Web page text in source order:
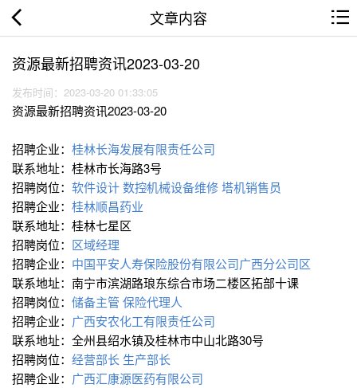
文章内容
资源最新招聘资讯2023-03-20
发布时间：2023-03-20 01:33:05
资源最新招聘资讯2023-03-20
招聘企业： 桂林长海发展有限责任公司
联系地址：桂林市长海路3号
招聘岗位： 软件设计数控∕机械设备维修塔机销售员
招聘企业： 桂林顺昌药业
联系地址：桂林七星区
招聘岗位： 区域经理
招聘企业： 中国平安人寿保险股份有限公司广西分公司区
联系地址：南宁市滨湖路琅东综合市场二楼区拓部十课
招聘岗位： 储备主管 保险代理人
招聘企业： 广西安农化工有限责任公司
联系地址：全州县绍水镇及桂林市中山北路30号
招聘岗位： 经营部长 生产部长
招聘企业： 广西汇康源医药有限公司